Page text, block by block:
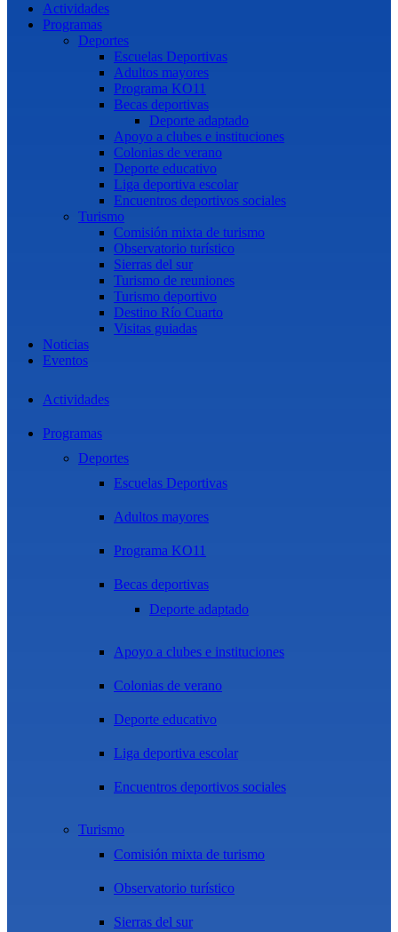
Actividades
Programas
Deportes
Escuelas Deportivas
Adultos mayores
Programa KO11
Becas deportivas
Deporte adaptado
Apoyo a clubes e instituciones
Colonias de verano
Deporte educativo
Liga deportiva escolar
Encuentros deportivos sociales
Turismo
Comisión mixta de turismo
Observatorio turístico
Sierras del sur
Turismo de reuniones
Turismo deportivo
Destino Río Cuarto
Visitas guiadas
Noticias
Eventos
Actividades
Programas
Deportes
Escuelas Deportivas
Adultos mayores
Programa KO11
Becas deportivas
Deporte adaptado
Apoyo a clubes e instituciones
Colonias de verano
Deporte educativo
Liga deportiva escolar
Encuentros deportivos sociales
Turismo
Comisión mixta de turismo
Observatorio turístico
Sierras del sur